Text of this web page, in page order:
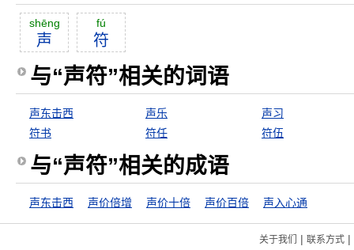
shēng
声
fú
符
与“声符”相关的词语
声东击西 声乐
声习
符书
符任 符伍
与“声符”相关的成语
声东击西 声价倍增 声价十倍 声价百倍 声入心通
关于我们 | 联系方式|